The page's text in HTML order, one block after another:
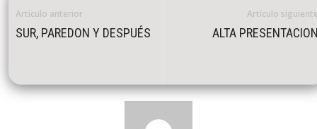
Artículo anterior
SUR, PAREDON Y DESPUÉS
Artículo
ALTA